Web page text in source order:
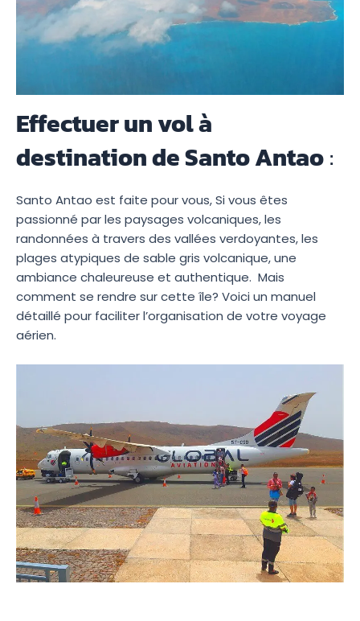
Effectuer un vol à
destination de Santo Antao:
Santo Antao est faite pour vous, Si vous êtes
passionné par les paysages volcaniques, les
randonnées à travers des vallées verdoyantes, les
plages atypiques de sable gris volcanique, une
ambiance chaleureuse et authentique. Mais
comment se rendre sur cette île? Voici un manuel
détaillé pour faciliter l’organisation de votre voyage
aérien.